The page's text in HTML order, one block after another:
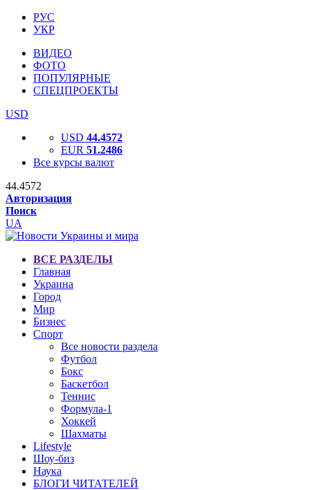
РУС
УКР
ВИДЕО
ФОТО
ПОПУЛЯРНЫЕ
СПЕЦПРОЕКТЫ
USD
USD 44.4572
EUR 51.2486
Все курсы валют
44.4572
Авторизация
Поиск
UA
ВСЕ РАЗДЕЛЫ
Главная
Украина
Город
Мир
Бизнес
Спорт
Все новости раздела
Футбол
Бокс
Баскетбол
Теннис
Формула-1
Хоккей
Шахматы
Lifestyle
Шоу-биз
Наука
БЛОГИ ЧИТАТЕЛЕЙ